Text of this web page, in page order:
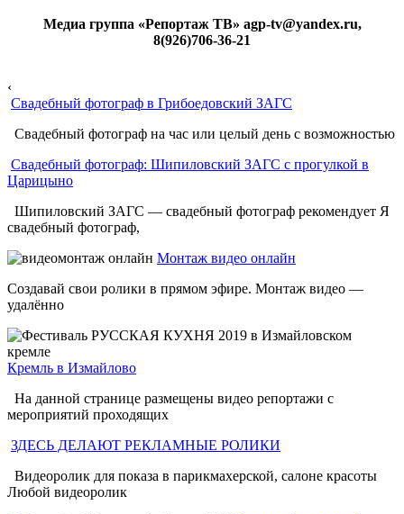
Медиа группа «Репортаж ТВ» agp-tv@yandex.ru,
8(926)706-36-21
‹
Свадебный фотограф в Грибоедовский ЗАГС
Свадебный фотограф на час или целый день с возможностью
Свадебный фотограф: Шипиловский ЗАГС с прогулкой в
Царицыно
Шипиловский ЗАГС — свадебный фотограф рекомендует Я
свадебный фотограф,
Монтаж видео онлайн
Создавай свои ролики в прямом эфире. Монтаж видео —
удалённо
Кремль в Измайлово
На данной странице размещены видео репортажи с
мероприятий проходящих
ЗДЕСЬ ДЕЛАЮТ РЕКЛАМНЫЕ РОЛИКИ
Видеоролик для показа в парикмахерской, салоне красоты
Любой видеоролик